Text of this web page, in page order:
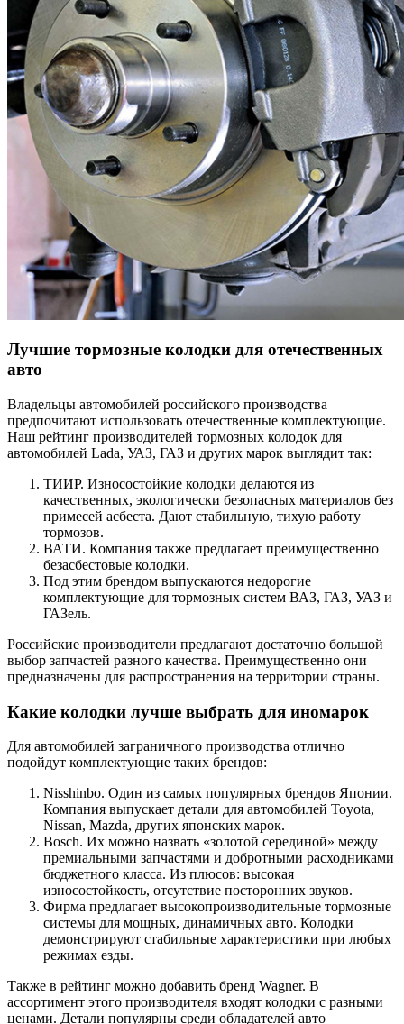
Лучшие тормозные колодки для отечественных
авто
Владельцы автомобилей российского производства
предпочитают использовать отечественные комплектующие.
Наш рейтинг производителей тормозных колодок для
автомобилей Lada, УАЗ, ГАЗ и других марок выглядит так:
ТИИР. Износостойкие колодки делаются из
качественных, экологически безопасных материалов без
примесей асбеста. Дают стабильную, тихую работу
тормозов.
ВАТИ. Компания также предлагает преимущественно
безасбестовые колодки.
Под этим брендом выпускаются недорогие
комплектующие для тормозных систем ВАЗ, ГАЗ, УАЗ и
ГАЗель.
Российские производители предлагают достаточно большой
выбор запчастей разного качества. Преимущественно они
предназначены для распространения на территории страны.
Какие колодки лучше выбрать для иномарок
Для автомобилей заграничного производства отлично
подойдут комплектующие таких брендов:
Nisshinbo. Один из самых популярных брендов Японии.
Компания выпускает детали для автомобилей Toyota,
Nissan, Mazda, других японских марок.
Bosch. Их можно назвать «золотой серединой» между
премиальными запчастями и добротными расходниками
бюджетного класса. Из плюсов: высокая
износостойкость, отсутствие посторонних звуков.
Фирма предлагает высокопроизводительные тормозные
системы для мощных, динамичных авто. Колодки
демонстрируют стабильные характеристики при любых
режимах езды.
Также в рейтинг можно добавить бренд Wagner. В
ассортимент этого производителя входят колодки с разными
ценами. Детали популярны среди обладателей авто